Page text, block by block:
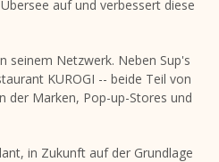
auf und verbessert diese
seinem Netzwerk. Neben Sup's
KUROGI -- beide Teil von
der Marken, Pop-up-Stores und
in Zukunft auf der Grundlage